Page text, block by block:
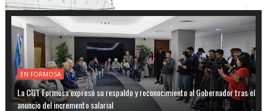
EN FORMOSA
La CGT Formosa expresó su respaldo y reconocimiento al Gobernador tras el
anuncio del incremento salarial